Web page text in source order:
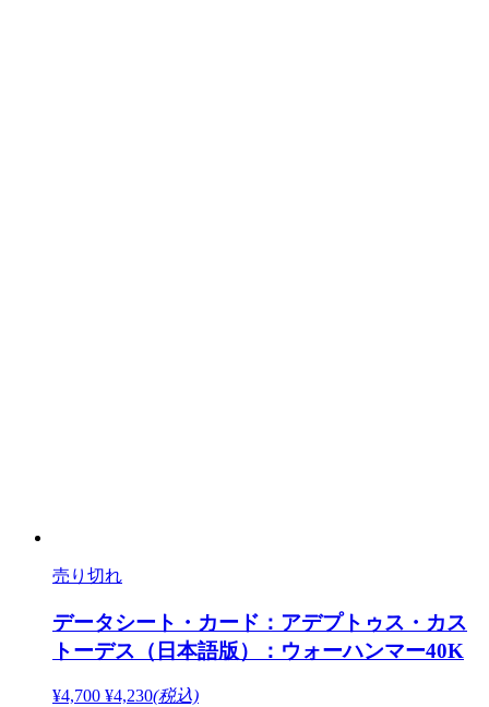
売り切れ
データシート・カード：アデプトゥス・カス
トーデス（日本語版）：ウォーハンマー40K
¥4,700 ¥4,230(税込)